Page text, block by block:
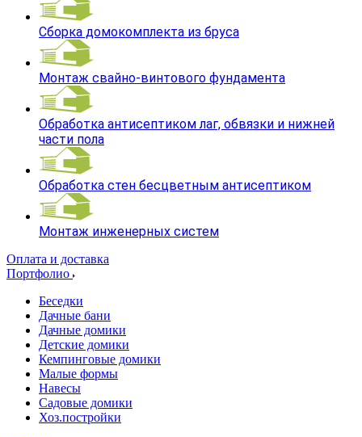
Сборка домокомплекта из бруса
Монтаж свайно-винтового фундамента
Обработка антисептиком лаг, обвязки и нижней
части пола
Обработка стен бесцветным антисептиком
Монтаж инженерных систем
Оплата и доставка
Портфолио
Беседки
Дачные бани
Дачные домики
Детские домики
Кемпинговые домики
Малые формы
Навесы
Садовые домики
Хоз.постройки